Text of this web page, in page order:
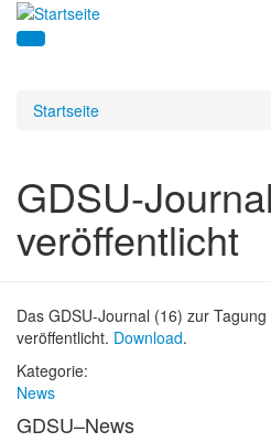
Startseite
GDSU-
veröffentlicht
Das GDSU-Journal (16) zur
veröffentlicht. Download.
Kategorie:
News
GDSU–News